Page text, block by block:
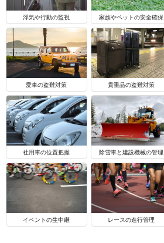
浮気や行動の監視 家族やペットの安全確保
愛車の盗難対策 貴重品の盗難対策
社用車の位置把握 除雪車と建設機械の管理
イベントの生中継 レースの進行管理